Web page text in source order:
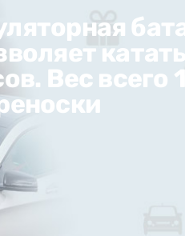
Вес всего